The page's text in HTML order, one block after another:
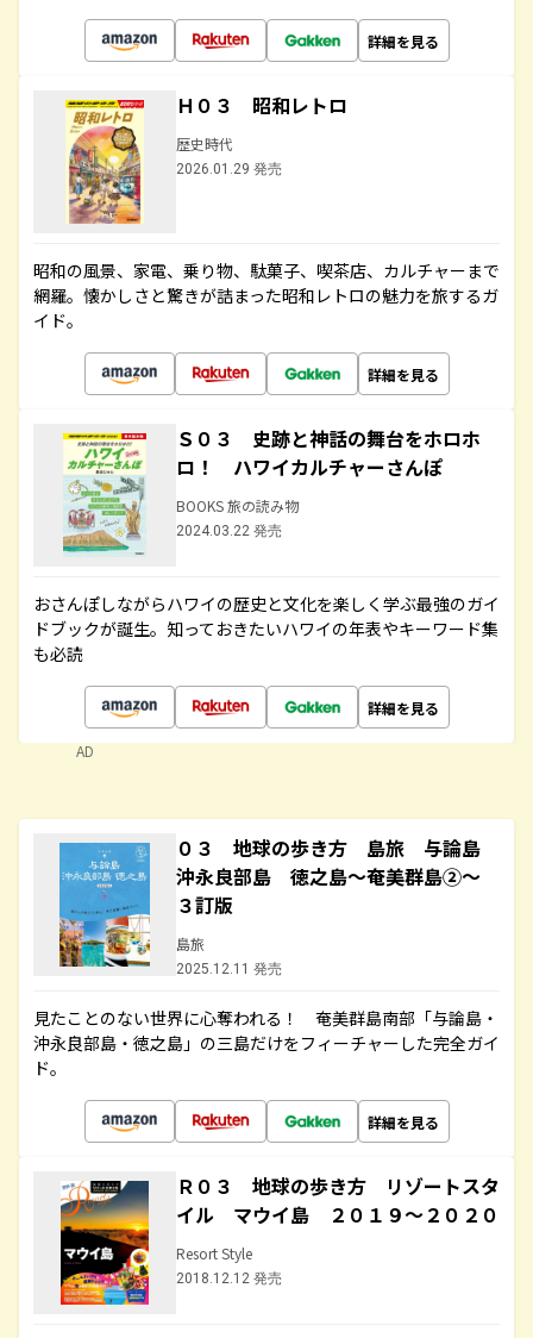
詳細を見る
Ｈ０３ 昭和レトロ
歴史時代
2026.01.29 発売
昭和の風景、家電、乗り物、駄菓子、喫茶店、カルチャーまで
網羅。懐かしさと驚きが詰まった昭和レトロの魅力を旅するガ
イド。
詳細を見る
Ｓ０３ 史跡と神話の舞台をホロホ
ロ！ ハワイカルチャーさんぽ
BOOKS 旅の読み物
2024.03.22 発売
おさんぽしながらハワイの歴史と文化を楽しく学ぶ最強のガイ
ドブックが誕生。知っておきたいハワイの年表やキーワード集
も必読
詳細を見る
AD
０３ 地球の歩き方 島旅 与論島
沖永良部島 徳之島～奄美群島②～
３訂版
島旅
2025.12.11 発売
見たことのない世界に心奪われる！ 奄美群島南部「与論島・
沖永良部島・徳之島」の三島だけをフィーチャーした完全ガイ
ド。
詳細を見る
Ｒ０３ 地球の歩き方 リゾートスタ
イル マウイ島 ２０１９～２０２０
Resort Style
2018.12.12 発売